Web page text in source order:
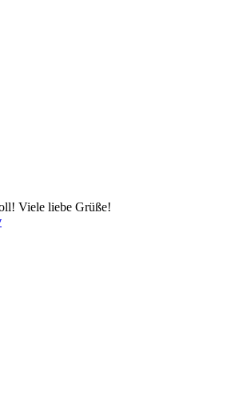
Viele liebe Grüße!